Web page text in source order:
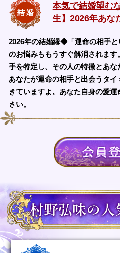
本気で結婚望む
生】2026年あな
2026年の結婚縁◆「運命の相手
のお悩みももうすぐ解消されま
手を特定し、その人の特徴とあな
あなたが運命の相手と出会うタ
きていますよ。あなた自身の愛
さい。